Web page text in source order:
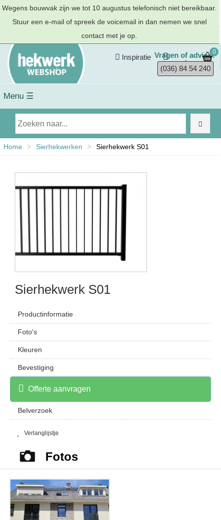
Wegens bouwvak zijn we tot 10 augustus telefonisch niet bereikbaar.
Stuur een e-mail of spreek de voicemail in dan nemen we snel
contact met je op.
Vragen of advies?
(036) 84 54 240
Menu ☰
Inspiratie
0
Home > Sierhekwerken > Sierhekwerk S01
Sierhekwerk S01
Productinformatie
Foto's
Kleuren
Bevestiging
Offerte aanvragen
Belverzoek
Verlanglijstje
Fotos